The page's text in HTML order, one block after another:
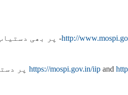
-http:// پر بھی
https://mospi.gov.in/iip and پر